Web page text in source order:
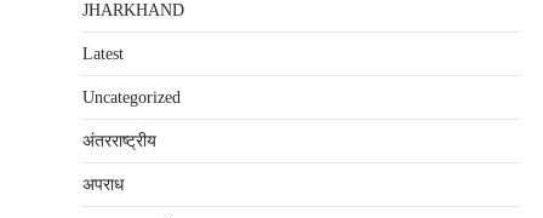
JHARKHAND
Latest
Uncategorized
अंतरराष्‍ट्रीय
अपराध